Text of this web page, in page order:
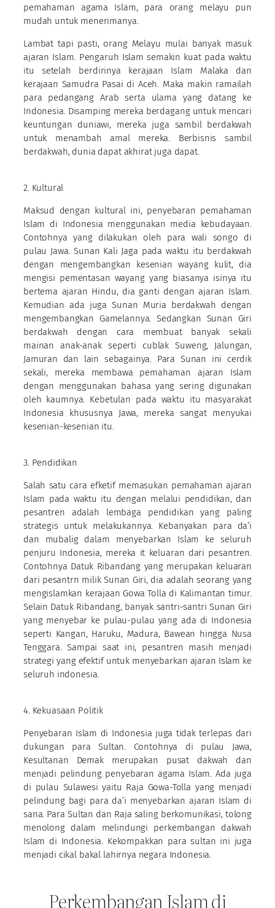
pemahaman agama Islam, para orang melayu pun
mudah untuk menerimanya.
Lambat tapi pasti, orang Melayu mulai banyak masuk
ajaran Islam. Pengaruh Islam semakin kuat pada waktu
itu setelah berdirinya kerajaan Islam Malaka dan
kerajaan Samudra Pasai di Aceh. Maka makin ramailah
para pedangang Arab serta ulama yang datang ke
Indonesia. Disamping mereka berdagang untuk mencari
keuntungan duniawi, mereka juga sambil berdakwah
untuk menambah amal mereka. Berbisnis sambil
berdakwah, dunia dapat akhirat juga dapat.
2. Kultural
Maksud dengan kultural ini, penyebaran pemahaman
Islam di Indonesia menggunakan media kebudayaan.
Contohnya yang dilakukan oleh para wali songo di
pulau Jawa. Sunan Kali Jaga pada waktu itu berdakwah
dengan mengembangkan kesenian wayang kulit, dia
mengisi pementasan wayang yang biasanya isinya itu
bertema ajaran Hindu, dia ganti dengan ajaran Islam.
Kemudian ada juga Sunan Muria berdakwah dengan
mengembangkan Gamelannya. Sedangkan Sunan Giri
berdakwah dengan cara membuat banyak sekali
mainan anak-anak seperti cublak Suweng, Jalungan,
Jamuran dan lain sebagainya. Para Sunan ini cerdik
sekali, mereka membawa pemahaman ajaran Islam
dengan menggunakan bahasa yang sering digunakan
oleh kaumnya. Kebetulan pada waktu itu masyarakat
Indonesia khususnya Jawa, mereka sangat menyukai
kesenian-kesenian itu.
3. Pendidikan
Salah satu cara efketif memasukan pemahaman ajaran
Islam pada waktu itu dengan melalui pendidikan, dan
pesantren adalah lembaga pendidikan yang paling
strategis untuk melakukannya. Kebanyakan para da’i
dan mubalig dalam menyebarkan Islam ke seluruh
penjuru Indonesia, mereka it keluaran dari pesantren.
Contohnya Datuk Ribandang yang merupakan keluaran
dari pesantrn milik Sunan Giri, dia adalah seorang yang
mengislamkan kerajaan Gowa Tolla di Kalimantan timur.
Selain Datuk Ribandang, banyak santri-santri Sunan Giri
yang menyebar ke pulau-pulau yang ada di Indonesia
seperti Kangan, Haruku, Madura, Bawean hingga Nusa
Tenggara. Sampai saat ini, pesantren masih menjadi
strategi yang efektif untuk menyebarkan ajaran Islam ke
seluruh indonesia.
4. Kekuasaan Politik
Penyebaran Islam di Indonesia juga tidak terlepas dari
dukungan para Sultan. Contohnya di pulau Jawa,
Kesultanan Demak merupakan pusat dakwah dan
menjadi pelindung penyebaran agama Islam. Ada juga
di pulau Sulawesi yaitu Raja Gowa-Tolla yang menjadi
pelindung bagi para da’i menyebarkan ajaran Islam di
sana. Para Sultan dan Raja saling berkomunikasi, tolong
menolong dalam melindungi perkembangan dakwah
Islam di Indonesia. Kekompakkan para sultan ini juga
menjadi cikal bakal lahirnya negara Indonesia.
Perkembangan Islam di